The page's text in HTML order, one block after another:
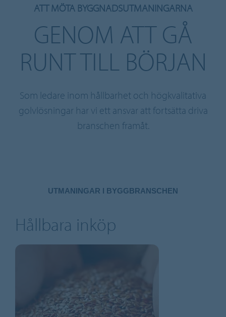
ATT MÖTA BYGGNADSUTMANINGARNA
GENOM ATT GÅ
RUNT TILL BÖRJAN
Som ledare inom hållbarhet och högkvalitativa
golvlösningar har vi ett ansvar att fortsätta driva
branschen framåt.
UTMANINGAR I BYGGBRANSCHEN
Hållbara inköp